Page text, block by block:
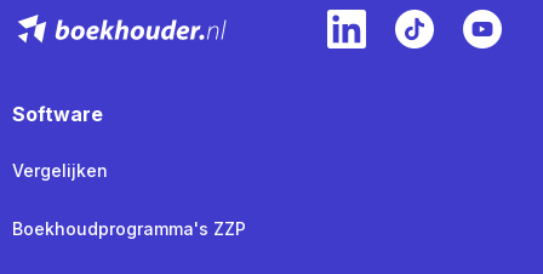
Software
Vergelijken
Boekhoudprogramma's ZZP